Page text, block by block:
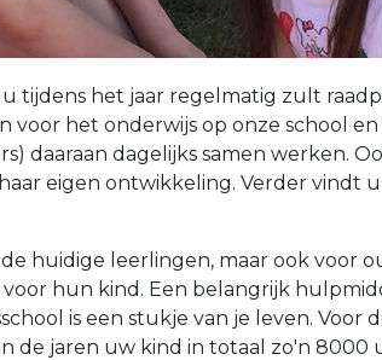
tijdens het jaar regelmatig zult
voor het onderwijs op onze school en
daaraan dagelijks samen werken.
eigen ontwikkeling. Verder vindt
huidige leerlingen, maar ook voor
hun kind. Een belangrijk
is een stukje van je leven. Voor
de jaren uw kind in totaal zo'n 8000